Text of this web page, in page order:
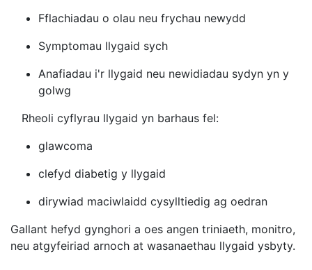
Fflachiadau o olau neu frychau newydd
Symptomau llygaid sych
Anafiadau i'r llygaid neu newidiadau sydyn yn y
golwg
Rheoli cyflyrau llygaid yn barhaus fel:
glawcoma
clefyd diabetig y llygaid
dirywiad maciwlaidd cysylltiedig ag oedran
Gallant hefyd gynghori a oes angen triniaeth, monitro,
neu atgyfeiriad arnoch at wasanaethau llygaid ysbyty.